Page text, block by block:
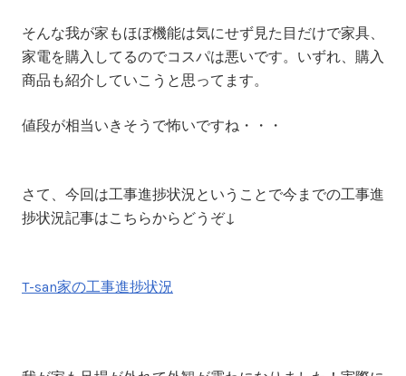
そんな我が家もほぼ機能は気にせず見た目だけで家具、
家電を購入してるのでコスパは悪いです。いずれ、購入
商品も紹介していこうと思ってます。
値段が相当いきそうで怖いですね・・・
さて、今回は工事進捗状況ということで今までの工事進
捗状況記事はこちらからどうぞ↓
T-san家の工事進捗状況